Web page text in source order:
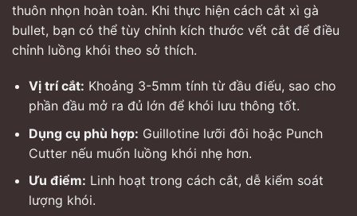
thuôn nhọn hoàn toàn. Khi thực hiện cách cắt xì gà
bullet, bạn có thể tùy chỉnh kích thước vết cắt để điều
chỉnh luồng khói theo sở thích.
Vị trí cắt: Khoảng 3-5mm tính từ đầu điếu, sao cho
phần đầu mở ra đủ lớn để khói lưu thông tốt.
Dụng cụ phù hợp: Guillotine lưỡi đôi hoặc Punch
Cutter nếu muốn luồng khói nhẹ hơn.
Ưu điểm: Linh hoạt trong cách cắt, dễ kiểm soát
lượng khói.